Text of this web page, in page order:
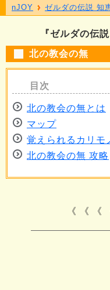
『ゼルダの伝
北の教会の無
北の教会の無とは
マップ
覚えられるカリモ
北の教会の無 攻略
《 《
nJOY ゼルダの伝説 知